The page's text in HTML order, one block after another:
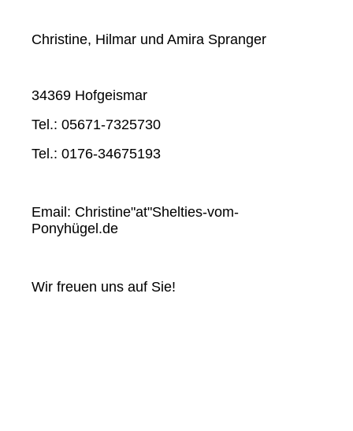
Christine, Hilmar und Amira Spranger
34369 Hofgeismar
Tel.: 05671-7325730
Tel.: 0176-34675193
Email: Christine"at"Shelties-vom-
Ponyhügel.de
Wir freuen uns auf Sie!